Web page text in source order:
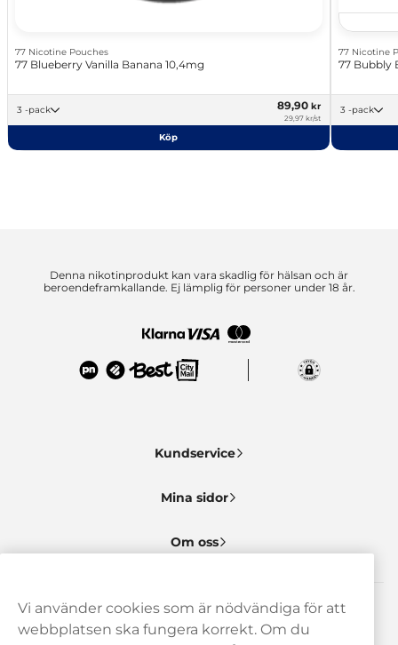
77 Nicotine Pouches
77 Blueberry Vanilla Banana 10,4mg
3 -pack 89,90 kr
29,97 kr/st
Köp
77 Nicotine
77 Bubbly
3 -pack
Denna nikotinprodukt kan vara skadlig för hälsan och är
beroendeframkallande. Ej lämplig för personer under 18 år.
Behöver du hjälp? Kontakta oss gärna!
Kundservice
Mina sidor
Om oss
Vi använder cookies som är nödvändiga för att
webbplatsen ska fungera korrekt. Om du